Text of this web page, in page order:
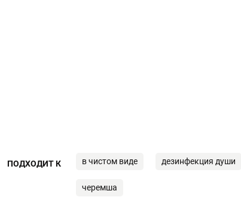
ПОДХОДИТ К в чистом виде дезинфекция души
черемша